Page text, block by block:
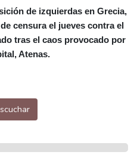
Murcia
32 °C
26 °C
Buenos Aires
de izquierdas en Grecia,
censura el jueves contra el
tras el caos provocado por
Atenas.